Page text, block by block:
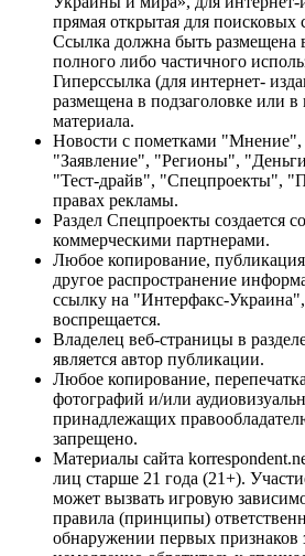
прямая открытая для поисковых
Ссылка должна быть размещена
полного либо частичного
Гиперссылка (для интернет-
размещена в подзаголовке или в
материала.
Новости с пометками "Мнение",
"Заявление", "Регионы",
"Тест-драйв", "Спецпроекты",
правах рекламы.
Раздел Спецпроекты создается
коммерческими партнерами.
Любое копирование,
другое распространение
ссылку на "Интерфакс-
воспрещается.
Владелец веб-страницы в
является автор публикации.
Любое копирование,
фотографий и/или
принадлежащих
запрещено.
Материалы сайта
лиц старше 21 года (21+).
может вызвать игровую
правила (принципы)
обнаружении первых признаков